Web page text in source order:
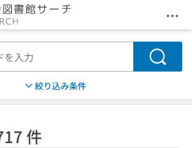
メ
検索
絞り込み条件
件